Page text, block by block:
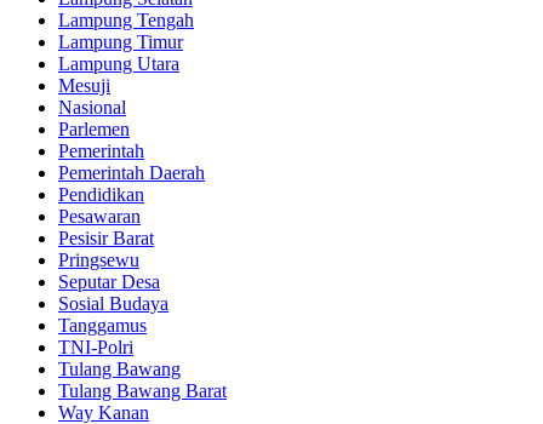
Lampung Tengah
Lampung Timur
Lampung Utara
Mesuji
Nasional
Parlemen
Pemerintah
Pemerintah Daerah
Pendidikan
Pesawaran
Pesisir Barat
Pringsewu
Seputar Desa
Sosial Budaya
Tanggamus
TNI-Polri
Tulang Bawang
Tulang Bawang Barat
Way Kanan